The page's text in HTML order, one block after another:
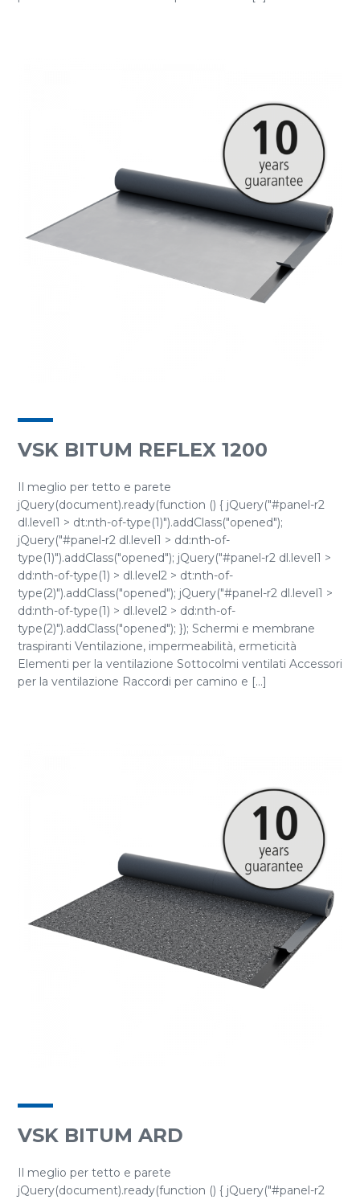
VSK BITUM REFLEX 1200
Il meglio per tetto e parete
jQuery(document).ready(function () { jQuery("#panel-r2
dl.level1 > dt:nth-of-type(1)").addClass("opened");
jQuery("#panel-r2 dl.level1 > dd:nth-of-
type(1)").addClass("opened"); jQuery("#panel-r2 dl.level1 >
dd:nth-of-type(1) > dl.level2 > dt:nth-of-
type(2)").addClass("opened"); jQuery("#panel-r2 dl.level1 >
dd:nth-of-type(1) > dl.level2 > dd:nth-of-
type(2)").addClass("opened"); }); Schermi e membrane
traspiranti Ventilazione, impermeabilità, ermeticità
Elementi per la ventilazione Sottocolmi ventilati Accessori
per la ventilazione Raccordi per camino e [...]
VSK BITUM ARD
Il meglio per tetto e parete
jQuery(document).ready(function () { jQuery("#panel-r2